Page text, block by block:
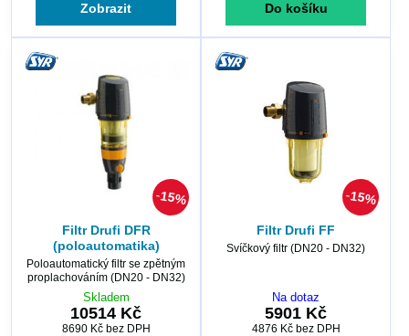
Zobrazit Do košíku
15%
Filtr Drufi DFR
(poloautomatika)
Poloautomatický filtr se zpětným
proplachováním (DN20 - DN32)
Skladem
10514 Kč
8690 Kč bez DPH
15%
Filtr Drufi FF
Svíčkový filtr (DN20 - DN32)
Na dotaz
5901 Kč
4876 Kč bez DPH